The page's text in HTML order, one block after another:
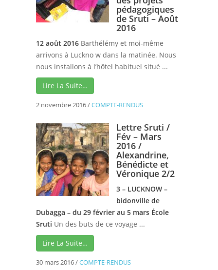
pédagogiques
de Sruti – Août
2016
12 août 2016 Barthélémy et moi-même
arrivons à Luckno w dans la matinée. Nous
nous installons à l’hôtel habituel situé ...
Lire La Suite…
2 novembre 2016/COMPTE-RENDUS
Lettre Sruti /
Fév – Mars
2016 /
Alexandrine,
Bénédicte et
Véronique 2/2
3 – LUCKNOW –
bidonville de
Dubagga – du 29 février au 5 mars École
Sruti Un des buts de ce voyage ...
Lire La Suite…
30 mars 2016/COMPTE-RENDUS